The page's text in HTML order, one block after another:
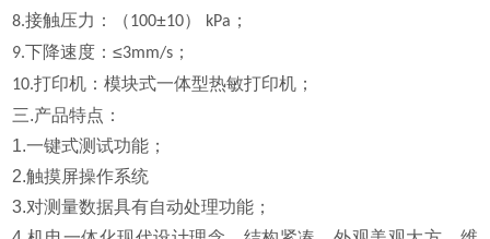
8.接触压力：（100±10） kPa ；
9.下降速度：≤3mm/s ；
10.打印机：模块式一体型热敏打印机；
三.产品特点：
1.一键式测试功能；
2.触摸屏操作系统
3.对测量数据具有自动处理功能；